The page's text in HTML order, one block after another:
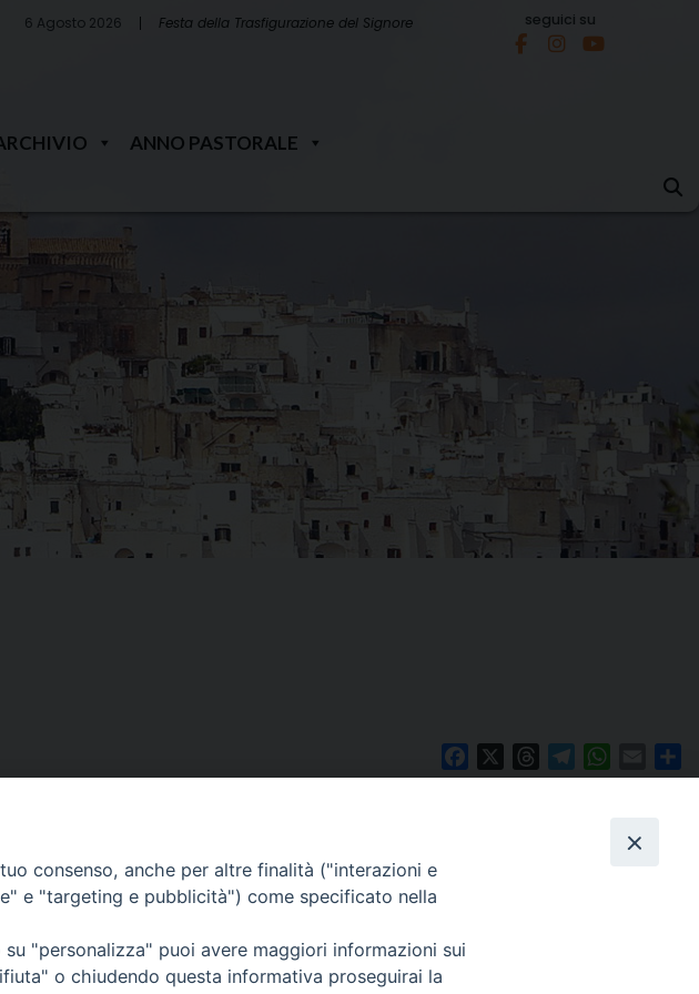
6 Agosto 2026 Festa della Trasfigurazione del Signore seguici su
ANNO PASTORALE
FacebookThreadsTelegram Email
Orari Curia
nei mesi estivi solo Martedì ore 9 -
Copyright © Arcidiocesi di Brindisi – Ostuni
consenso, anche per altre finalità ("interazioni e
e "targeting e pubblicità") come specificato nella
"personalizza" puoi avere maggiori informazioni sui
o chiudendo questa informativa proseguirai la